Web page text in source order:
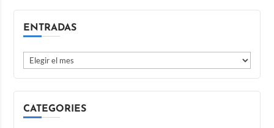
ENTRADAS
CATEGORIES